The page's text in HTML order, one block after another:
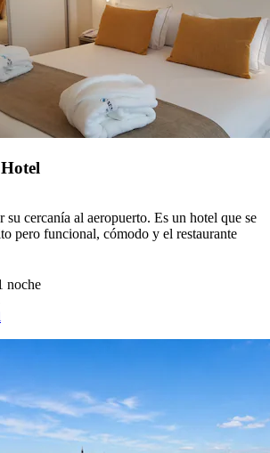
cercanía al aeropuerto. Es un hotel que se
pero funcional, cómodo y el restaurante
noche